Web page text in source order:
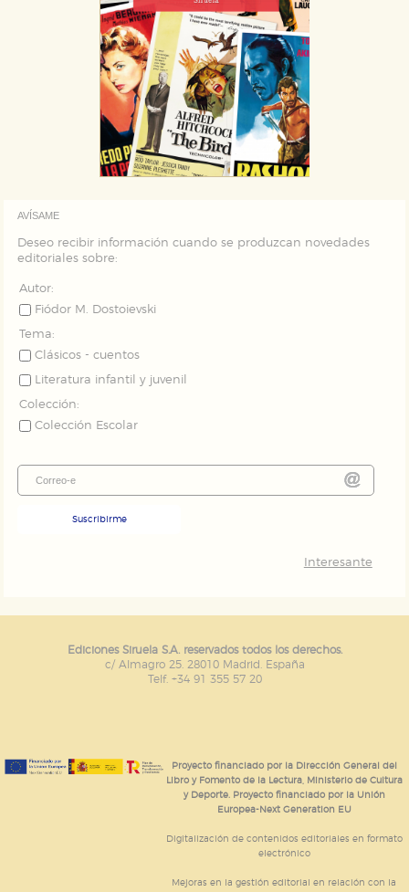
AVÍSAME
Deseo recibir información cuando se produzcan novedades
editoriales sobre:
Autor:
Fiódor M. Dostoievski
Tema:
Clásicos - cuentos
Literatura infantil y juvenil
Colección:
Colección Escolar
Suscribirme
Interesante
Ediciones Siruela S.A. reservados todos los derechos.
c/ Almagro 25. 28010 Madrid. España
Telf. +34 91 355 57 20
Proyecto financiado por la Dirección General del
Libro y Fomento de la Lectura, Ministerio de Cultura
y Deporte. Proyecto financiado por la Unión
Europea-Next Generation EU
Digitalización de contenidos editoriales en formato
electrónico
Mejoras en la gestión editorial en relación con la